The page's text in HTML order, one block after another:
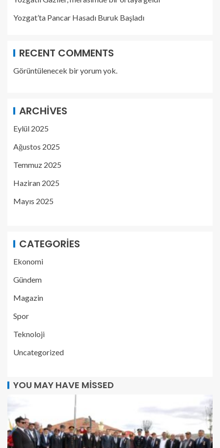
Yozgat’ta Pancar Hasadı Buruk Başladı
RECENT COMMENTS
Görüntülenecek bir yorum yok.
ARCHIVES
Eylül 2025
Ağustos 2025
Temmuz 2025
Haziran 2025
Mayıs 2025
CATEGORIES
Ekonomi
Gündem
Magazin
Spor
Teknoloji
Uncategorized
YOU MAY HAVE MISSED